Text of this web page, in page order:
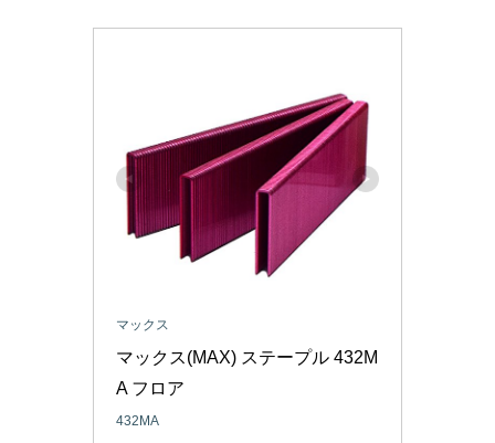
マックス
マックス(MAX) ステープル 432M
A フロア
432MA